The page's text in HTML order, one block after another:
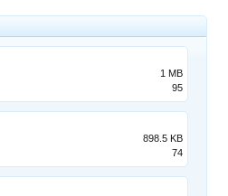
1 MB
95
898.5 KB
74